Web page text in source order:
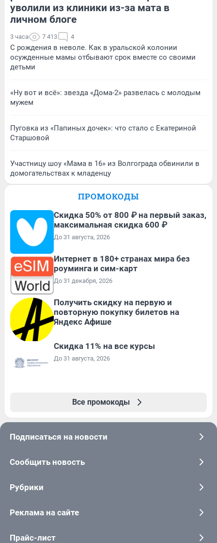
уволили из клиники из-за мата в
личном блоге
3 часа 7 413 4
С рождения в неволе. Как в уральской колонии
осужденные мамы отбывают срок вместе со своими
детьми
«Ну вот и всё»: звезда «Дома-2» развелась с молодым
мужем
Пуговка из «Папиных дочек»: что стало с Екатериной
Старшовой
Участницу шоу «Мама в 16» из Волгограда обвинили в
домогательствах к младенцу
ПРОМОКОДЫ
Скидка 50% от 800 ₽ на первый заказ,
максимальная скидка 600 ₽
До 31 августа, 2026
Интернет в 180+ странах мира без
роуминга и сим-карт
До 31 декабря, 2026
Получить скидку на первую и
повторную покупку билетов на
Яндекс Афише
Скидка 11% на все курсы
До 31 августа, 2026
Все промокоды
Подписаться на новости
Сообщить новость
Рубрики
Реклама на сайте
Прайс-лист